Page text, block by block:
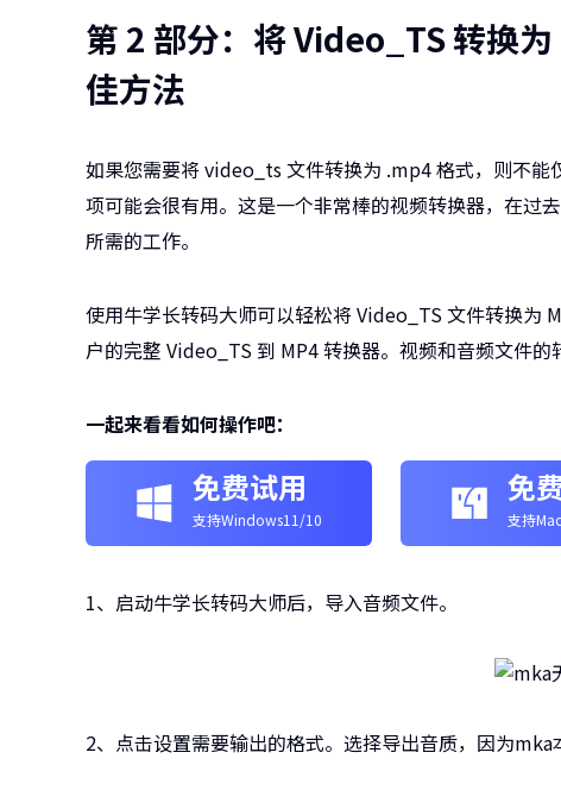
第 2 部分：将 Video_TS 转换
佳方法
如果您需要将 video_ts 文件转换为 .mp4 格式，则不能
项可能会很有用。这是一个非常棒的视频转换器，在过
所需的工作。
使用牛学长转码大师可以轻松将 Video_TS 文件转换为
户的完整 Video_TS 到 MP4 转换器。视频和音频文件的
一起来看看如何操作吧：
免费试用
支持Windows11/10
免
支持
1、启动牛学长转码大师后，导入音频文件。
2、点击设置需要输出的格式。选择导出音质，因为